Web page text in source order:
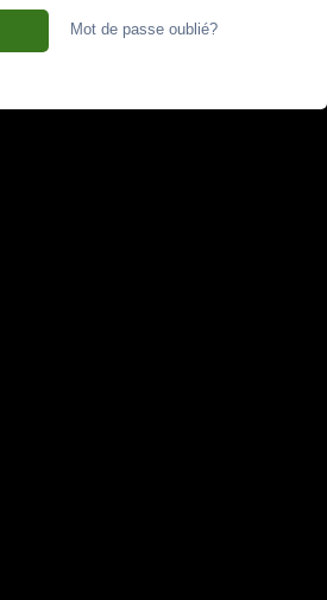
Mot de passe oublié?